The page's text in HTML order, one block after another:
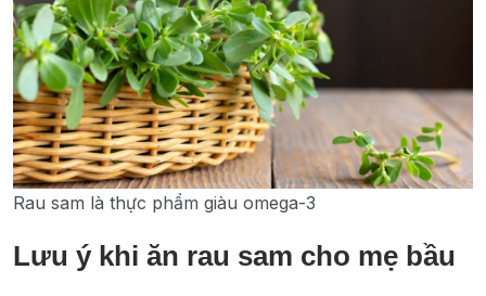
Rau sam là thực phẩm giàu omega-3
Lưu ý khi ăn rau sam cho mẹ bầu